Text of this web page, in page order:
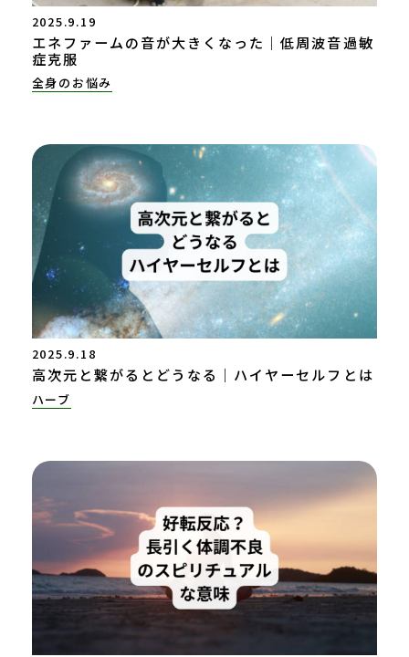
2025.9.19
エネファームの音が大きくなった｜低周波音過敏
症克服
全身のお悩み
2025.9.18
高次元と繋がるとどうなる｜ハイヤーセルフとは
ハーブ